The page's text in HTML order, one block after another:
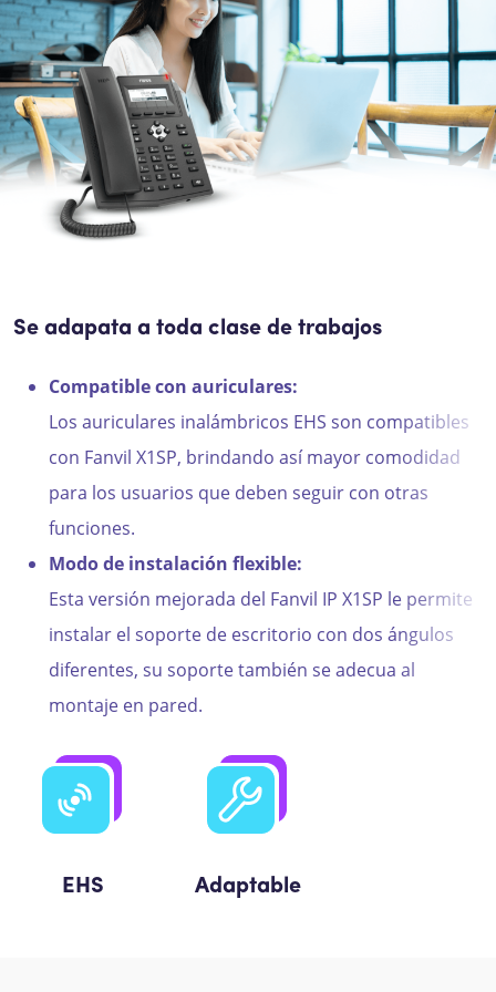
Se adapata a toda clase de trabajos
Compatible con auriculares:
Los auriculares inalámbricos EHS son compatibles
con Fanvil X1SP, brindando así mayor comodidad
para los usuarios que deben seguir con otras
funciones.
Modo de instalación flexible:
Esta versión mejorada del Fanvil IP X1SP le permite
instalar el soporte de escritorio con dos ángulos
diferentes, su soporte también se adecua al
montaje en pared.
EHS Adaptable